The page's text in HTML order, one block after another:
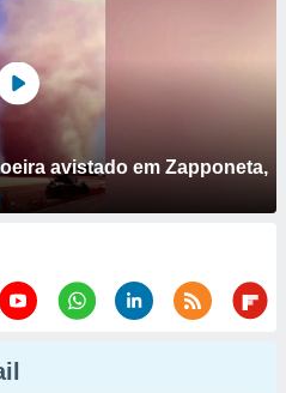
avistado em Zapponeta,